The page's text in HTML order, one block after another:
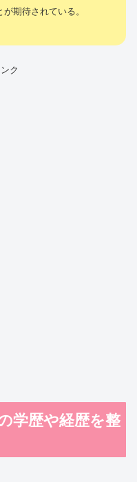
期待されている。
ク
学歴や経歴を整